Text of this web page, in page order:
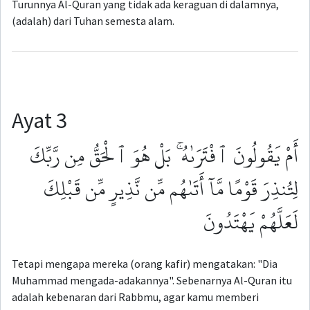
Turunnya Al-Quran yang tidak ada keraguan di dalamnya,
(adalah) dari Tuhan semesta alam.
Ayat 3
أَمْ يَقُولُونَ ٱفْتَرَىٰهُ ۚ بَلْ هُوَ ٱلْحَقُّ مِن رَّبِّكَ
لِتُنذِرَ قَوْمًا مَّآ أَتَىٰهُم مِّن نَّذِيرٍ مِّن قَبْلِكَ
لَعَلَّهُمْ يَهْتَدُونَ
Tetapi mengapa mereka (orang kafir) mengatakan: "Dia
Muhammad mengada-adakannya". Sebenarnya Al-Quran itu
adalah kebenaran dari Rabbmu, agar kamu memberi